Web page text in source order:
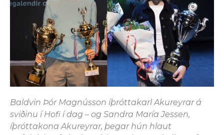
Baldvin Þór Magnússon íþróttakarl Akureyrar á
sviðinu í Hofi í dag – og Sandra María Jessen,
íþróttakona Akureyrar, þegar hún hlaut